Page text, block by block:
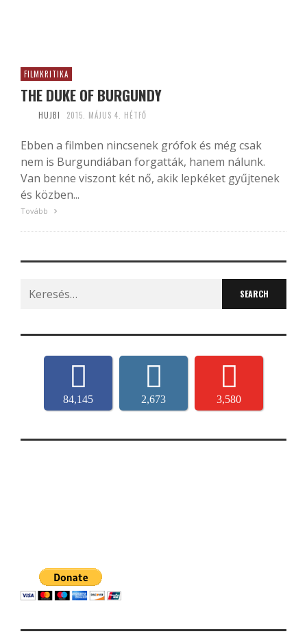
FILMKRITIKA
THE DUKE OF BURGUNDY
HUJBI 2015. MÁJUS 4. HÉTFŐ
Ebben a filmben nincsenek grófok és még csak
nem is Burgundiában forgatták, hanem nálunk.
Van benne viszont két nő, akik lepkéket gyűjtenek
és közben...
Tovább
Search
for:
84,145 2,673 3,580